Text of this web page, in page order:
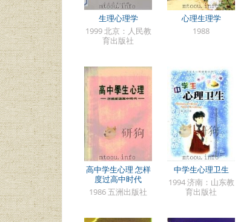
生理心理学
1999 北京：人民教
育出版社
心理生理学
1988
高中学生心理 怎样
度过高中时代
1986 五洲出版社
中学生心理卫生
1994 济南：山东教
育出版社